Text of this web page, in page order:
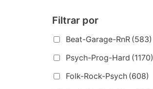
Filtrar por
Beat-Garage-RnR (583)
Psych-Prog-Hard (1170)
Folk-Rock-Psych (608)